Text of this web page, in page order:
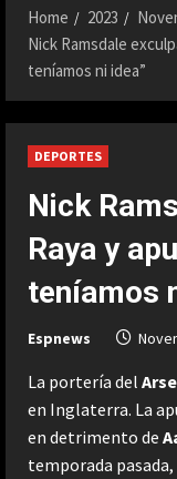
Home 2023
Nick Ramsdale
teníamos ni idea”
DEPORTES
Nick
Raya y
teníamos
Espnews
La portería del
en Inglaterra. La
en detrimento de
temporada